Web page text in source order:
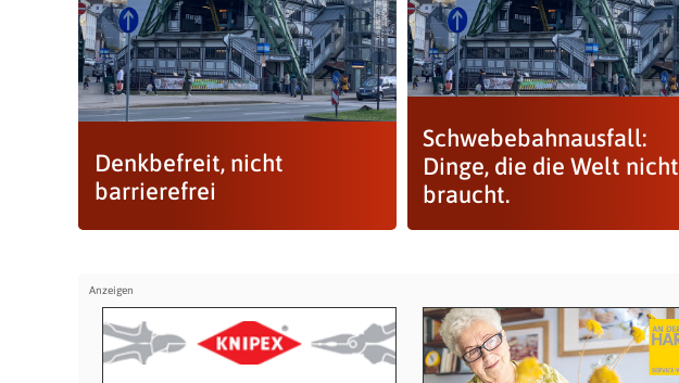
Denkbefreit, nicht
barrierefrei
Schwebebahnausfall:
Dinge, die die Welt nicht
braucht.